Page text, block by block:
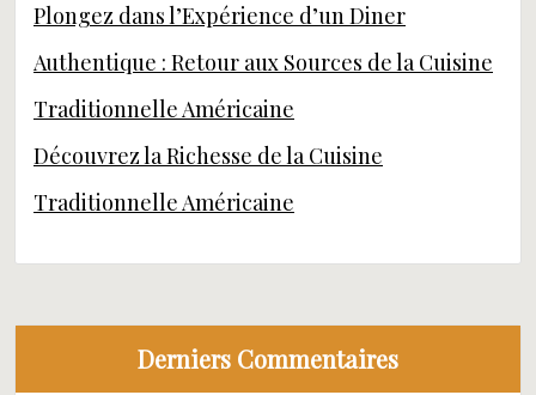
Plongez dans l’Expérience d’un Diner
Authentique : Retour aux Sources de la Cuisine
Traditionnelle Américaine
Découvrez la Richesse de la Cuisine
Traditionnelle Américaine
Derniers Commentaires